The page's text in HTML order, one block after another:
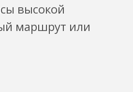
высокой
маршрут или